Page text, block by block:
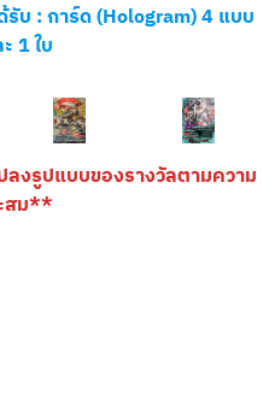
รับ :การ์ด (Hologram) 4 แบบ
1 ใบ
งรูปแบบของรางวัลตามความ
สม**